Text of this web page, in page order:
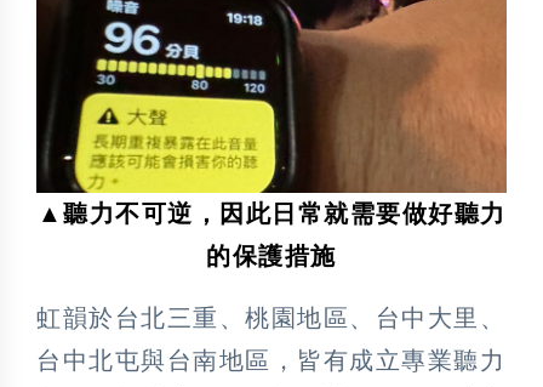
▲聽力不可逆，因此日常就需要做好聽力
的保護措施
虹韻於台北三重、桃園地區、台中大里、
台中北屯與台南地區，皆有成立專業聽力